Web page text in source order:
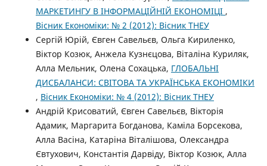
МАРКЕТИНГУ В ІНФОРМАЦІЙНІЙ ЕКОНОМІЦІ ,
Вісник Економіки: № 2 (2012): Вісник ТНЕУ
Сергій Юрій, Євген Савельєв, Ольга Кириленко,
Віктор Козюк, Анжела Кузнєцова, Віталіна Куриляк,
Алла Мельник, Олена Сохацька, ГЛОБАЛЬНІ
ДИСБАЛАНСИ: СВІТОВА ТА УКРАЇНСЬКА ЕКОНОМІКИ
, Вісник Економіки: № 4 (2012): Вісник ТНЕУ
Андрій Крисоватий, Євген Савельєв, Вікторія
Адамик, Маргарита Богданова, Каміла Борсекова,
Алла Васіна, Катаріна Віталішова, Олександра
Євтухович, Константія Дарвіду, Віктор Козюк, Алла